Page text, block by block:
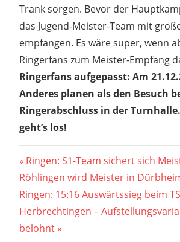
Trank sorgen. Bevor der
das Jugend-Meister-Team mit
empfangen. Es wäre super, wenn
Ringerfans zum Meister-Empfang
Ringerfans aufgepasst: Am
Anderes planen als den Besuch
Ringerabschluss in der
geht’s los!
Beitragsnavigation
Vorheriger
Beitrag:
Ringen: S1-Team sichert sich
Röhlingen wird Meister in
Nächster
Beitrag:
Ringen: 15:16 Auswärtssieg beim
Herbrechtingen –
belohnt